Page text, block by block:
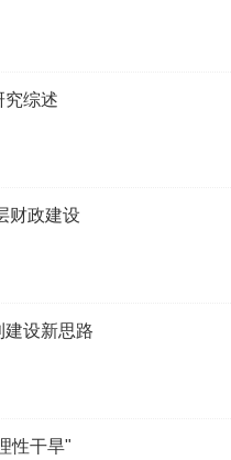
究综述
财政建设
设新思路
性干旱"